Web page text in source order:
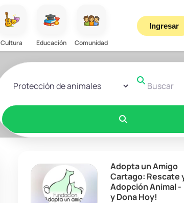
Cultura Educación Comunidad
Ingresar
Seleccionar el formulario de búsquedaBuscar
Adopta un Amigo
Cartago: Rescate
Adopción Animal -
y Dona Hoy!